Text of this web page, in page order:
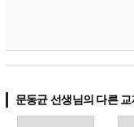
문동균 선생님의 다른 교